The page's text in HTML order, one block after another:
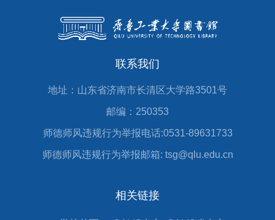
联系我们
地址：山东省济南市长清区大学路3501号
邮编：250353
师德师风违规行为举报电话:0531-89631733
师德师风违规行为举报邮箱: tsg@qlu.edu.cn
相关链接